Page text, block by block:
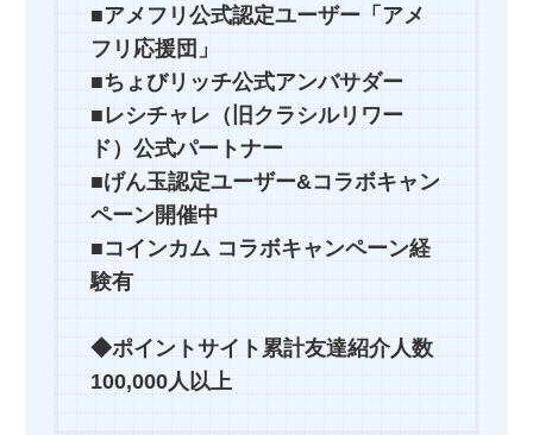
■アメフリ公式認定ユーザー「アメ
フリ応援団」
■ちょびリッチ公式アンバサダー
■レシチャレ（旧クラシルリワー
ド）公式パートナー
■げん玉認定ユーザー&コラボキャン
ペーン開催中
■コインカム コラボキャンペーン経
験有
◆ポイントサイト累計友達紹介人数
100,000人以上